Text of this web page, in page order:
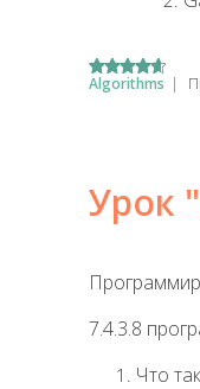
Algorithms |
Урок
7.4.3.8
Что